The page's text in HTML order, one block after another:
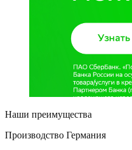
Наши преимущества
Производство Германия